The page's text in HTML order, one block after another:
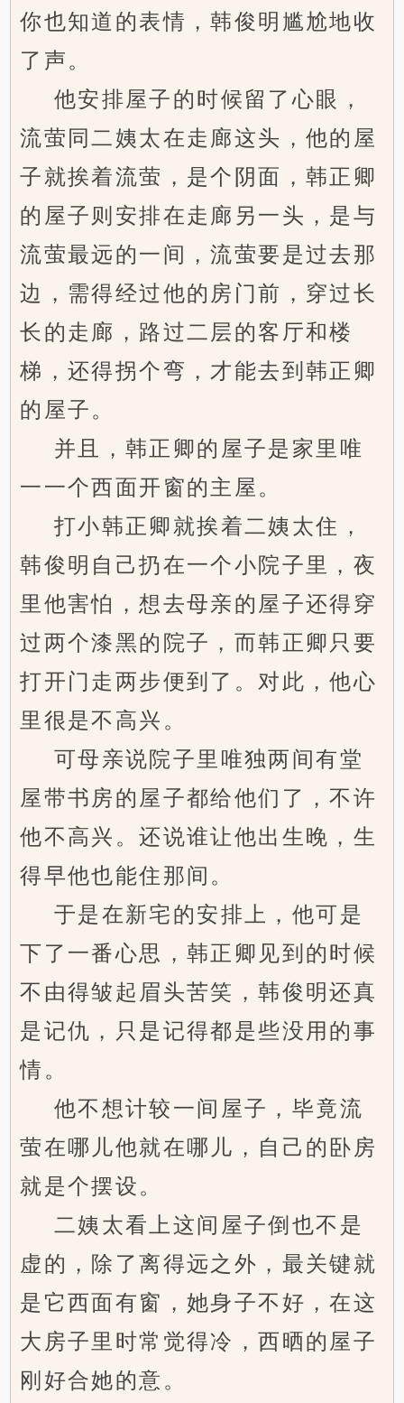
你也知道的表情，韩俊明尴尬地收
了声。
他安排屋子的时候留了心眼，
流萤同二姨太在走廊这头，他的屋
子就挨着流萤，是个阴面，韩正卿
的屋子则安排在走廊另一头，是与
流萤最远的一间，流萤要是过去那
边，需得经过他的房门前，穿过长
长的走廊，路过二层的客厅和楼
梯，还得拐个弯，才能去到韩正卿
的屋子。
并且，韩正卿的屋子是家里唯
一一个西面开窗的主屋。
打小韩正卿就挨着二姨太住，
韩俊明自己扔在一个小院子里，夜
里他害怕，想去母亲的屋子还得穿
过两个漆黑的院子，而韩正卿只要
打开门走两步便到了。对此，他心
里很是不高兴。
可母亲说院子里唯独两间有堂
屋带书房的屋子都给他们了，不许
他不高兴。还说谁让他出生晚，生
得早他也能住那间。
于是在新宅的安排上，他可是
下了一番心思，韩正卿见到的时候
不由得皱起眉头苦笑，韩俊明还真
是记仇，只是记得都是些没用的事
情。
他不想计较一间屋子，毕竟流
萤在哪儿他就在哪儿，自己的卧房
就是个摆设。
二姨太看上这间屋子倒也不是
虚的，除了离得远之外，最关键就
是它西面有窗，她身子不好，在这
大房子里时常觉得冷，西晒的屋子
刚好合她的意。